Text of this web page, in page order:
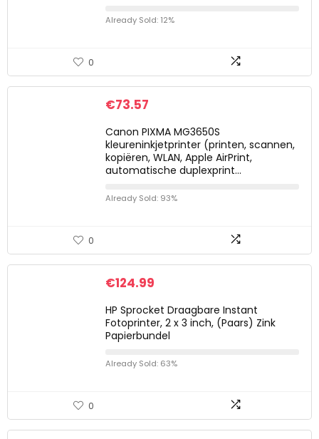
Already Sold: 12%
0
€73.57
Canon PIXMA MG3650S
kleureninkjetprinter (printen, scannen,
kopiëren, WLAN, Apple AirPrint,
automatische duplexprint…
Already Sold: 93%
0
€124.99
HP Sprocket Draagbare Instant
Fotoprinter, 2 x 3 inch, (Paars) Zink
Papierbundel
Already Sold: 63%
0